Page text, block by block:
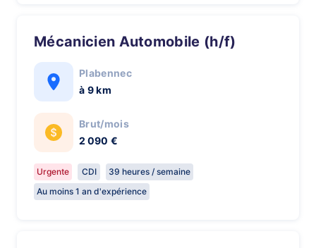
Mécanicien Automobile (h/f)
Plabennec
à 9 km
Brut/mois
2 090 €
Urgente CDI
39 heures / semaine
Au moins 1 an d'expérience